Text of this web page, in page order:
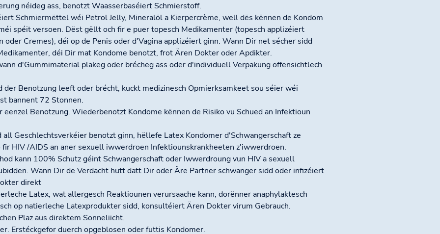
néideg ass, benotzt Waasserbaséiert Schmierstoff.
Schmiermëttel wéi Petrol Jelly, Mineralöl a Kierpercrème, well dës kënnen de Kondom
spéit versoen. Dëst gëllt och fir e puer topesch Medikamenter (topesch applizéiert
oder Cremes), déi op de Penis oder d'Vagina applizéiert ginn. Wann Dir net sécher sidd
déi Dir mat Kondome benotzt, frot Ären Dokter oder Apdikter.
d'Gummimaterial plakeg oder brécheg ass oder d'individuell Verpakung offensichtlech
der Benotzung leeft oder brécht, kuckt medizinesch Opmierksamkeet sou séier wéi
bannent 72 Stonnen.
Benotzung. Wiederbenotzt Kondome kënnen de Risiko vu Schued an Infektioun
Geschlechtsverkéier benotzt ginn, hëllefe Latex Kondomer d'Schwangerschaft ze
fir HIV /AIDS an aner sexuell iwwerdroen Infektiounskrankheeten z'iwwerdroen.
kann 100% Schutz géint Schwangerschaft oder Iwwerdroung vun HIV a sexuell
Wann Dir de Verdacht hutt datt Dir oder Äre Partner schwanger sidd oder infizéiert
direkt
Latex, wat allergesch Reaktiounen verursaache kann, dorënner anaphylaktesch
op natierleche Latexprodukter sidd, konsultéiert Ären Dokter virum Gebrauch.
Plaz aus direktem Sonneliicht.
Erstéckgefor duerch opgeblosen oder futtis Kondomer.